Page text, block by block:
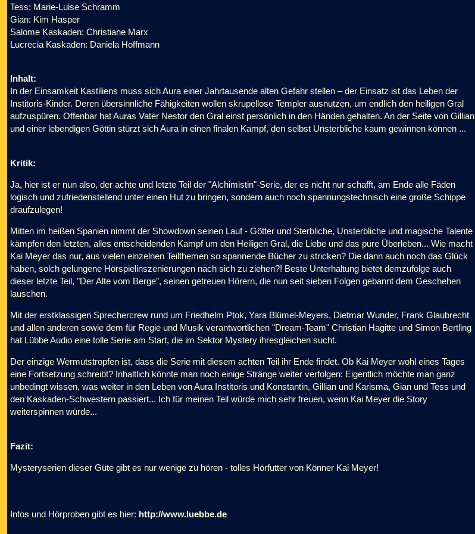
Tess: Marie-Luise Schramm
Gian: Kim Hasper
Salome Kaskaden: Christiane Marx
Lucrecia Kaskaden: Daniela Hoffmann
Inhalt:
In der Einsamkeit Kastiliens muss sich Aura einer Jahrtausende alten Gefahr stellen – der Einsatz ist das Leben der
Institoris-Kinder. Deren übersinnliche Fähigkeiten wollen skrupellose Templer ausnutzen, um endlich den heiligen Gral
aufzuspüren. Offenbar hat Auras Vater Nestor den Gral einst persönlich in den Händen gehalten. An der Seite von Gillian
und einer lebendigen Göttin stürzt sich Aura in einen finalen Kampf, den selbst Unsterbliche kaum gewinnen können ...
Kritik:
Ja, hier ist er nun also, der achte und letzte Teil der "Alchimistin"-Serie, der es nicht nur schafft, am Ende alle Fäden
logisch und zufriedenstellend unter einen Hut zu bringen, sondern auch noch spannungstechnisch eine große Schippe
draufzulegen!
Mitten im heißen Spanien nimmt der Showdown seinen Lauf - Götter und Sterbliche, Unsterbliche und magische Talente
kämpfen den letzten, alles entscheidenden Kampf um den Heiligen Gral, die Liebe und das pure Überleben... Wie macht
Kai Meyer das nur, aus vielen einzelnen Teilthemen so spannende Bücher zu stricken? Die dann auch noch das Glück
haben, solch gelungene Hörspielinszenierungen nach sich zu ziehen?! Beste Unterhaltung bietet demzufolge auch
dieser letzte Teil, "Der Alte vom Berge", seinen getreuen Hörern, die nun seit sieben Folgen gebannt dem Geschehen
lauschen.
Mit der erstklassigen Sprechercrew rund um Friedhelm Ptok, Yara Blümel-Meyers, Dietmar Wunder, Frank Glaubrecht
und allen anderen sowie dem für Regie und Musik verantwortlichen "Dream-Team" Christian Hagitte und Simon Bertling
hat Lübbe Audio eine tolle Serie am Start, die im Sektor Mystery ihresgleichen sucht.
Der einzige Wermutstropfen ist, dass die Serie mit diesem achten Teil ihr Ende findet. Ob Kai Meyer wohl eines Tages
eine Fortsetzung schreibt? Inhaltlich könnte man noch einige Stränge weiter verfolgen: Eigentlich möchte man ganz
unbedingt wissen, was weiter in den Leben von Aura Institoris und Konstantin, Gillian und Karisma, Gian und Tess und
den Kaskaden-Schwestern passiert... Ich für meinen Teil würde mich sehr freuen, wenn Kai Meyer die Story
weiterspinnen würde...
Fazit:
Mysteryserien dieser Güte gibt es nur wenige zu hören - tolles Hörfutter von Könner Kai Meyer!
Infos und Hörproben gibt es hier: http://www.luebbe.de